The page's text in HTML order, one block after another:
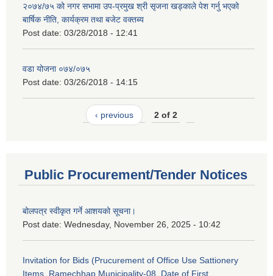
२०७४/७५ को नगर सभामा उप-प्रमुख श्री सृजना खड्काले पेश गर्नु भएको
बार्षिक नीति, कार्यक्रम तथा बजेट वक्तब्य
Post date: 03/28/2018 - 12:41
वडा योजना ०७४/०७५
Post date: 03/26/2018 - 14:15
‹ previous 2 of 2
Public Procurement/Tender Notices
बोलपत्र स्वीकृत गर्ने आशयको सूचना।
Post date: Wednesday, November 26, 2025 - 10:42
Invitation for Bids (Prucurement of Office Use Sattionery
Items, Ramechhap Municipality-08, Date of First